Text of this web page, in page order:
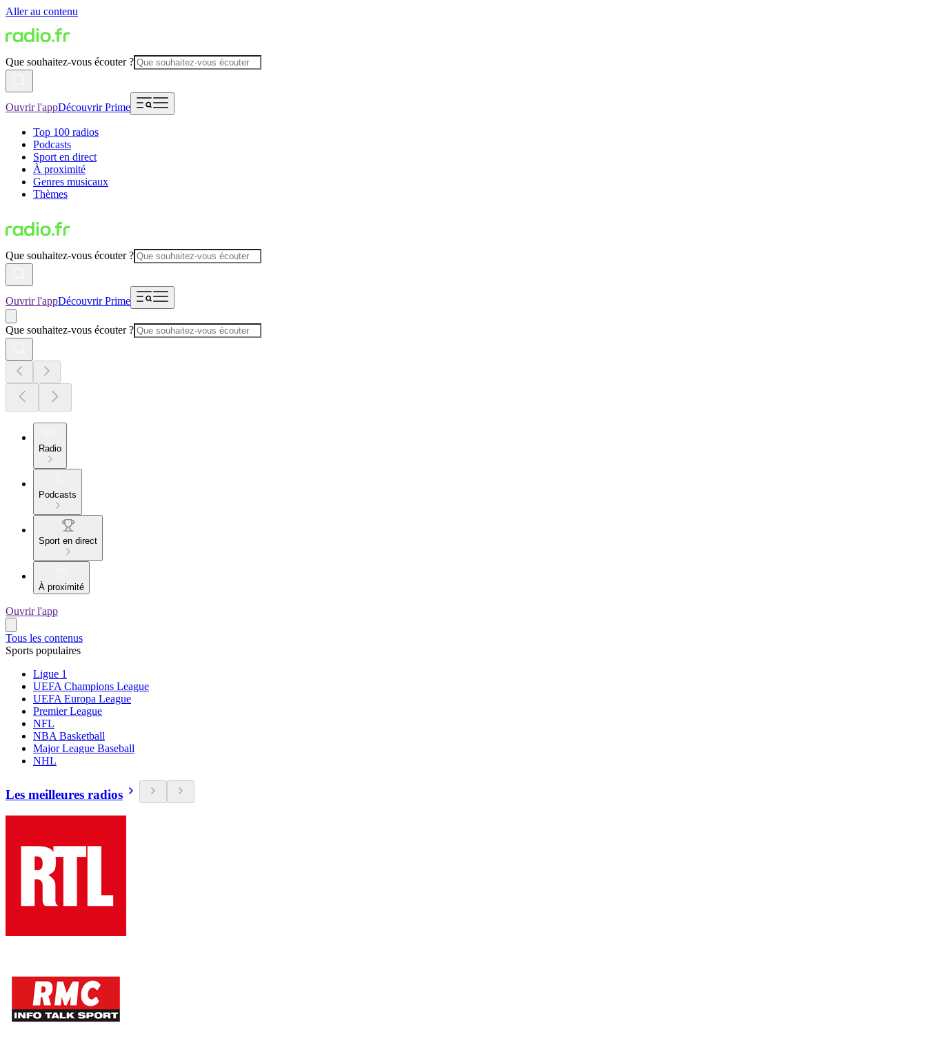
Aller au contenu
Que souhaitez-vous écouter ?
Ouvrir l'appDécouvrir Prime
Top 100 radios
Podcasts
Sport en direct
À proximité
Genres musicaux
Thèmes
Que souhaitez-vous écouter ?
Ouvrir l'appDécouvrir Prime
Que souhaitez-vous écouter ?
Radio
Podcasts
Sport en direct
À proximité
Ouvrir l'app
Tous les contenus
Sports populaires
Ligue 1
UEFA Champions League
UEFA Europa League
Premier League
NFL
NBA Basketball
Major League Baseball
NHL
Les meilleures radios